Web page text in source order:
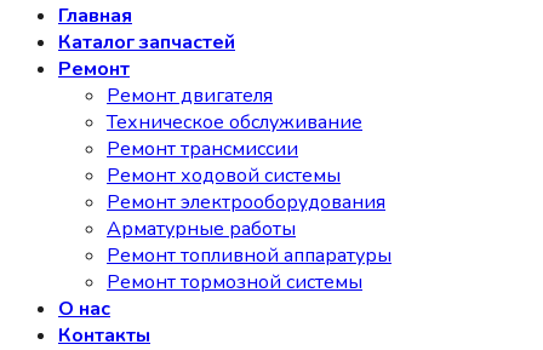
Главная
Каталог запчастей
Ремонт
Ремонт двигателя
Техническое обслуживание
Ремонт трансмиссии
Ремонт ходовой системы
Ремонт электрооборудования
Арматурные работы
Ремонт топливной аппаратуры
Ремонт тормозной системы
О нас
Контакты